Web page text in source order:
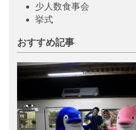
少人数食事会
挙式
おすすめ記事